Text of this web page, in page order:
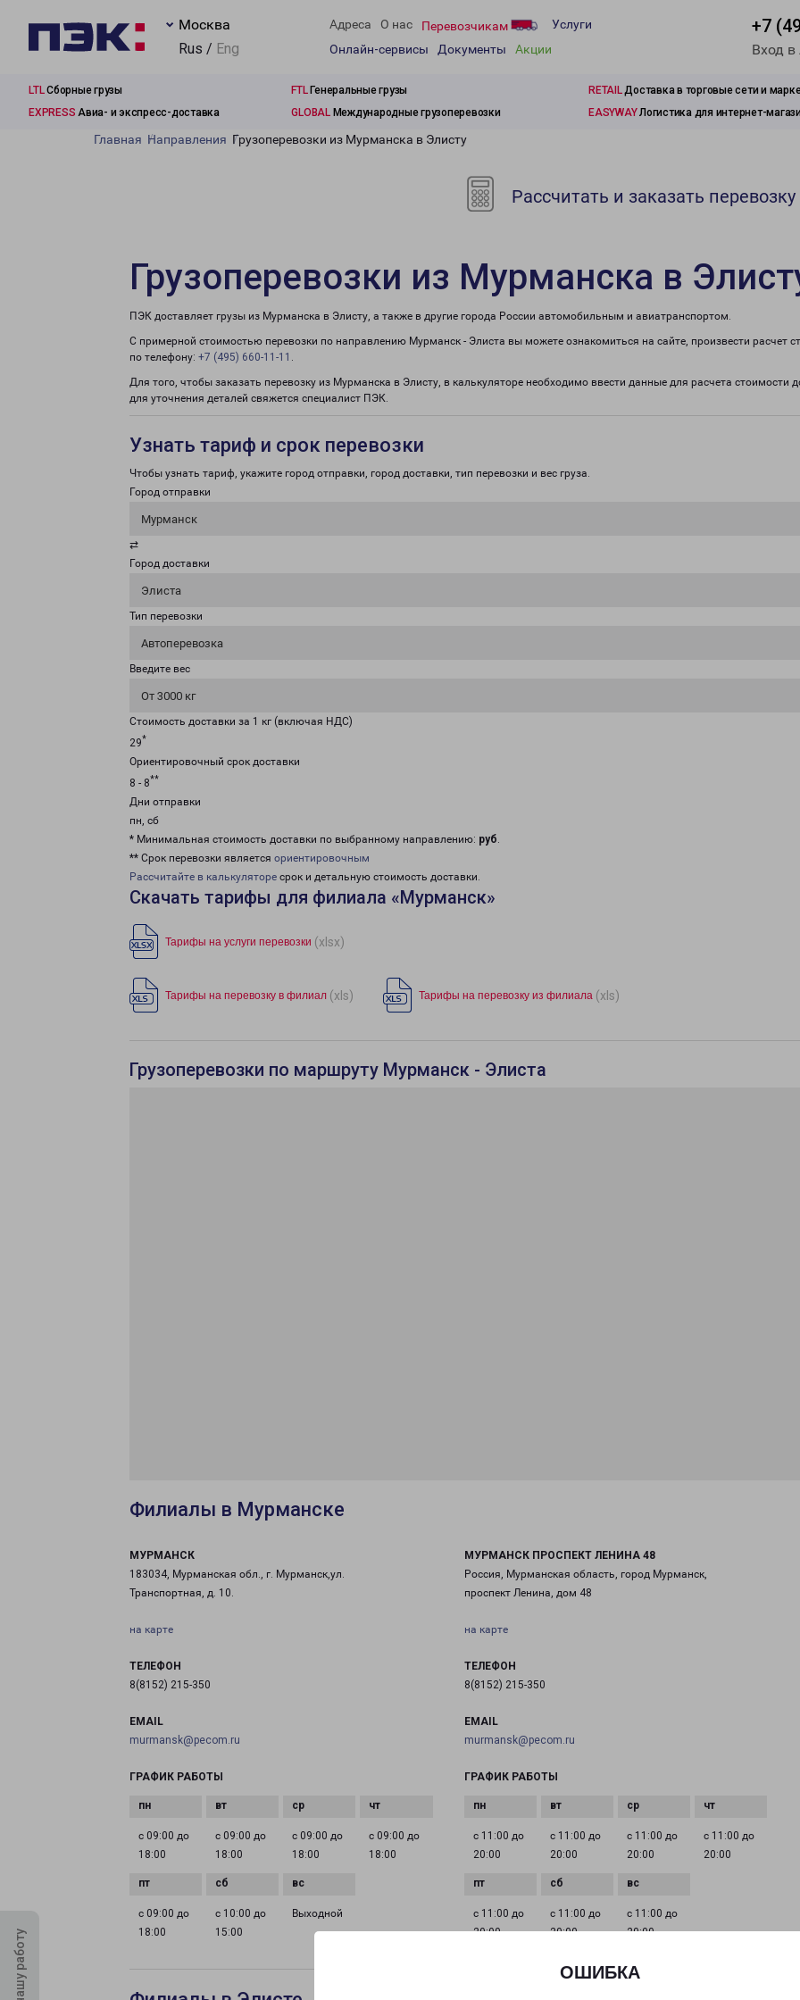
ОШИБКА
Москва
Rus / Eng
Адреса О нас Перевозчикам
Услуги
Онлайн-сервисы
Документы Акции
+7
Вход
LTLСборные грузы FTLГенеральные грузы RETAILДоставка в торговые сети и
EXPRESS Авиа- и экспресс-доставка GLOBALМеждународные грузоперевозки EASYWAYЛогистика для интернет-
Главная Направления Грузоперевозки из Мурманска в Элисту
Рассчитать и заказать перевозку
Грузоперевозки из Мурманска в
ПЭК доставляет грузы из Мурманска в Элисту, а также в другие города России автомобильным и авиатранспортом.
С примерной стоимостью перевозки по направлению Мурманск - Элиста вы можете ознакомиться на сайте, произвести
по телефону: +7 (495) 660-11-11 .
Для того, чтобы заказать перевозку из Мурманска в Элисту, в калькуляторе необходимо ввести данные для расчета стоимости
для уточнения деталей свяжется специалист ПЭК.
Узнать тариф и срок перевозки
Чтобы узнать тариф, укажите город отправки, город доставки, тип перевозки и вес груза.
Город отправки
Мурманск
⇄
Город доставки
Элиста
Тип перевозки
Автоперевозка
Введите вес
От 3000 кг
Стоимость доставки за 1 кг (включая НДС)
29*
Ориентировочный срок доставки
8 - 8**
Дни отправки
пн, сб
* Минимальная стоимость доставки по выбранному направлению: руб.
** Срок перевозки является ориентировочным
Рассчитайте в калькуляторе срок и детальную стоимость доставки.
Скачать тарифы для филиала «Мурманск»
Тарифы на услуги перевозки (xlsx)
Тарифы на перевозку в филиал (xls) Тарифы на перевозку из филиала (xls)
Грузоперевозки по маршруту Мурманск - Элиста
Филиалы в Мурманске
МУРМАНСК
183034, Мурманская обл., г. Мурманск,ул.
Транспортная, д. 10.
на карте
ТЕЛЕФОН
8(8152) 215-350
EMAIL
murmansk@pecom.ru
ГРАФИК РАБОТЫ
с 09:00 до
18:00
с 09:00 до
18:00
с 09:00 до
18:00
с 09:00 до
18:00
с 09:00 до
18:00
с 10:00 до
15:00
Выходной
МУРМАНСК ПРОСПЕКТ ЛЕНИНА 48
Россия, Мурманская область, город Мурманск,
проспект Ленина, дом 48
на карте
ТЕЛЕФОН
8(8152) 215-350
EMAIL
murmansk@pecom.ru
ГРАФИК РАБОТЫ
с 11:00 до
20:00
с 11:00 до
20:00
с 11:00 до
20:00
с 11:00 до
20:00
с 11:00 до
20:00
с 11:00 до
20:00
с 11:00 до
20:00